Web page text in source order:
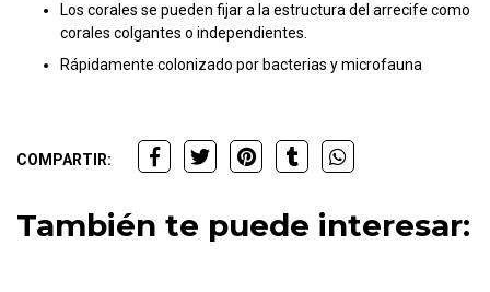
Los corales se pueden fijar a la estructura del arrecife como
corales colgantes o independientes.
Rápidamente colonizado por bacterias y microfauna
COMPARTIR:
También te puede interesar: